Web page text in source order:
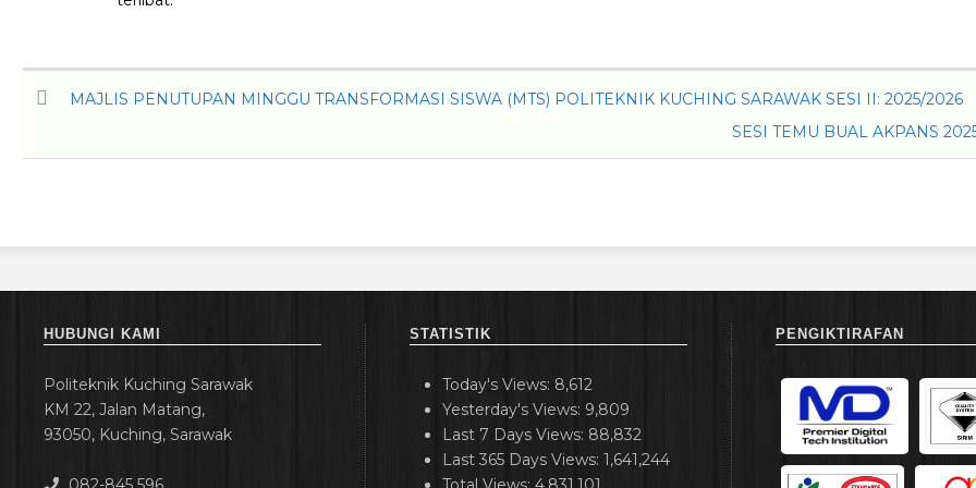
MAJLIS PENUTUPAN MINGGU TRANSFORMASI SISWA (MTS) POLITEKNIK KUCHING SARAWAK SESI II: 2025/2026
SESI TEMU BUAL AKPANS
HUBUNGI KAMI
Politeknik Kuching Sarawak
KM 22, Jalan Matang,
93050, Kuching, Sarawak
STATISTIK
Today's Views: 8,612
Yesterday's Views: 9,809
Last 7 Days Views: 88,832
Last 365 Days Views: 1,641,244
PENGIKTIRAFAN